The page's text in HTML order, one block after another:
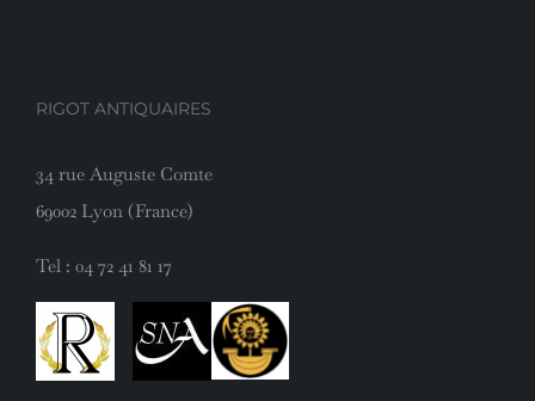
RIGOT ANTIQUAIRES
34 rue Auguste Comte
69002 Lyon (France)
Tel : 04 72 41 81 17